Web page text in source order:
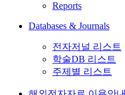
Reports
Databases & Journals
전자저널 리스트
학술DB 리스트
주제별 리스트